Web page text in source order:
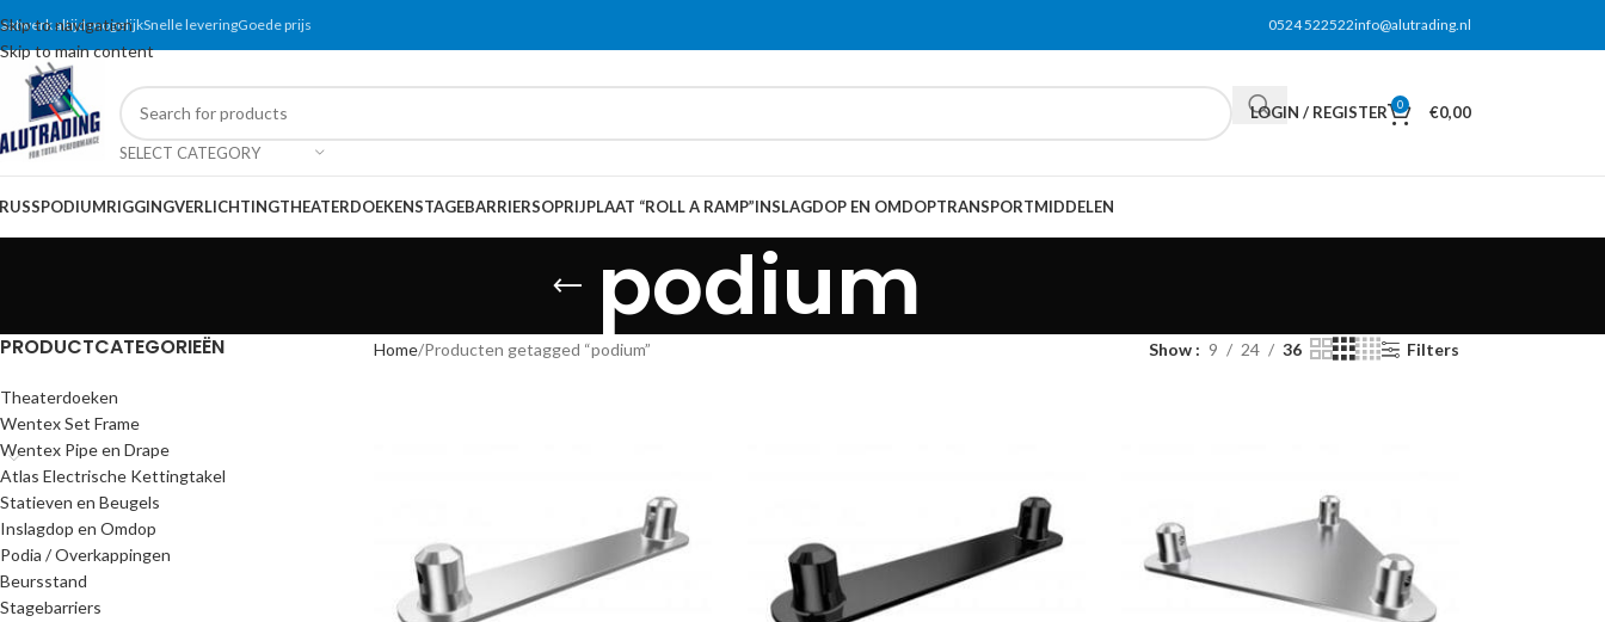
Skip to navigation
Skip to main content
altijd mogelijkSnelle leveringGoede prijs 0524 522522info@alutrading.nl
SELECT CATEGORY
LOGIN / REGISTER 0 €0,00
PODIUMRIGGINGVERLICHTINGTHEATERDOEKENSTAGEBARRIERSOPRIJPLAAT “ROLL A RAMP”INSLAGDOP EN OMDOPTRANSPORTMIDDELEN
podium
PRODUCTCATEGORIEËN
Theaterdoeken
Wentex Set Frame
Wentex Pipe en Drape
Atlas Electrische Kettingtakel
Statieven en Beugels
Inslagdop en Omdop
Podia / Overkappingen
Beursstand
Stagebarriers
Home Producten getagged “podium” Show 9 24 36 Filters